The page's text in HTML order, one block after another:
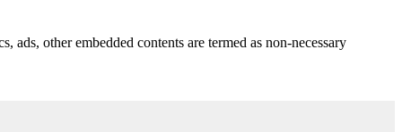
other embedded contents are termed as non-necessary